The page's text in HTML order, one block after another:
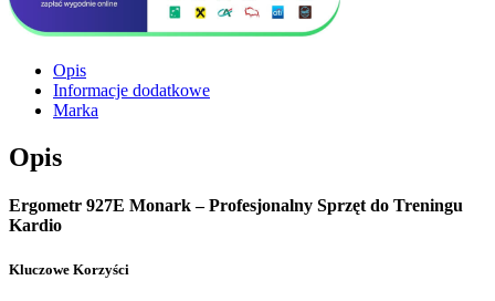
Opis
Informacje dodatkowe
Marka
Opis
Ergometr 927E Monark – Profesjonalny Sprzęt do Treningu
Kardio
Kluczowe Korzyści